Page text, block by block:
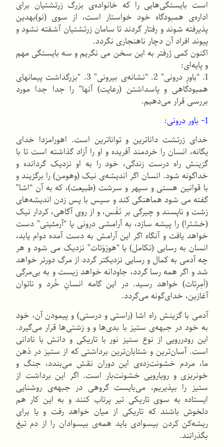
است بایستگی‌هایی را كه خانواده‌ی بزرگ زرتشتیان برای
اداره‌ی همبودگاه خود خواستار است، از سوی (نو)بهدین
پذیرفته شوند و رفتار گردند تا سامان زرتشتیان آشفته نشود و
پیوند افراد آن دچار ناهنجاری نگردد.
اكنون كمی ژرفتر به این سخن می نگریم و سه بایستگی مهم
و پایه‌ای:
1. “باورِ درونی” 2. “نشانه‌ی بیرونی” 3. “بزرگداشت پیمانهای
همبودگاهی و پاسداشتن (رعایت) آنها” را جدا جدا مورد
بررسی قرار می‌دهیم.
1- باور درونی:
خدای زرتشت داناترین و تواناترین است. اهورامزدا خدای
یگانه، انسان را خردمند آفریده و او را آزاد گذاشته است تا با
گزینش راه درست زندگی، خود را به او نزدیک گردانده و
خداگونه شود. انسان اگر اندیشه‌ی نیک (وهومن) را برگزیند و
با قوانین هستی و سپهر و سرشت (طبیعت)، كه به آن “اشا”
گفته می شود هماهنگی كند و سپس با پس زدن اندیشه‌های
زشت و ناپسند و چیرگی بر نَفْس، و از روی آگاهی، كردار نیک
(خشثرا) را پیشه سازد، به آرامشی درونی یا “آرمئیتی” دست
خواهد یافت و آنگاه اگر این آرامش به دست آمده دوام یابد،
انسان به رسایی (تكامل) یا “هورْوَتات” نزدیک می شود و هر
چه آدمی به كمال و رسایی نزدیکتر گردد از مرگ دورتر خواهد
شد و اگر همه رسا گردد، جاودانه خواهد زیست و به بی‌مرگی
(اَمِرِتات) خواهد رسید. در این گامه انسانِ خُرد و ناتوان
آغازین، خدای‌گونه می‌گردد.
آدمی با گزینش راه اشا (راستی و درستی) و پیمودن آن، خود
به خود در جبهه‌ی ستیز با بدی‌ها و و زشتی‌ها قرار می‌گیرد.
این رو‌در‌رویی از نوع ستیز نور با تاریكی و دانش با نادانی
است. آسان‌ترین و شتابان‌ترین برداشتی كه از ستیز در ذهن
ما، مردم خشونت‌زده‌ی این دوران نقش می‌بندد، جنگ و
خونریزی و رویارویی خشونت‌بار است. اگر این برداشت از
ستیز را بپذیریم، می‌بایست گروهی در جبهه‌ی روشنایی
ایستاده به سوی تاریكی تیر پرتاب كنند و به این كار هم
دلخوش باشند كه تاریكی از میان خواهد رفت و یا برای
ریشه‌كن كردن بیسوادی باید همه‌ی بیسوادان را از دم تیغ
بگذرانند.